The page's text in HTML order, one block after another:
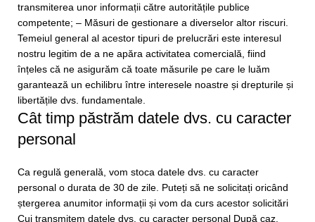
transmiterea unor informații către autoritățile publice
competente; – Măsuri de gestionare a diverselor altor riscuri.
Temeiul general al acestor tipuri de prelucrări este interesul
nostru legitim de a ne apăra activitatea comercială, fiind
înțeles că ne asigurăm că toate măsurile pe care le luăm
garantează un echilibru între interesele noastre și drepturile și
libertățile dvs. fundamentale.
Cât timp păstrăm datele dvs. cu caracter
personal
Ca regulă generală, vom stoca datele dvs. cu caracter
personal o durata de 30 de zile. Puteți să ne solicitați oricând
ștergerea anumitor informații și vom da curs acestor solicitări
Cui transmitem datele dvs. cu caracter personal După caz,